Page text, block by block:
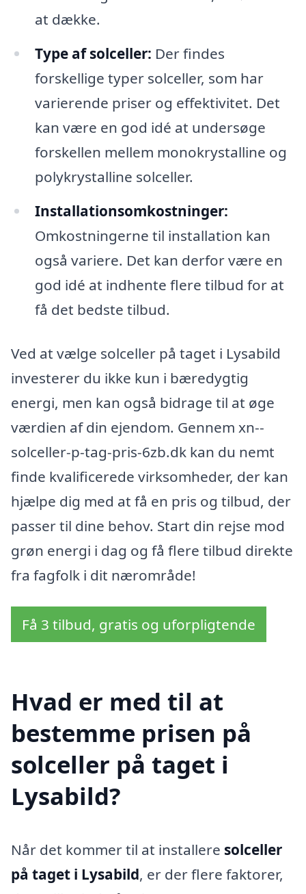
at dække.
Type af solceller: Der findes
forskellige typer solceller, som har
varierende priser og effektivitet. Det
kan være en god idé at undersøge
forskellen mellem monokrystalline og
polykrystalline solceller.
Installationsomkostninger:
Omkostningerne til installation kan
også variere. Det kan derfor være en
god idé at indhente flere tilbud for at
få det bedste tilbud.
Ved at vælge solceller på taget i Lysabild
investerer du ikke kun i bæredygtig
energi, men kan også bidrage til at øge
værdien af din ejendom. Gennem xn--
solceller-p-tag-pris-6zb.dk kan du nemt
finde kvalificerede virksomheder, der kan
hjælpe dig med at få en pris og tilbud, der
passer til dine behov. Start din rejse mod
grøn energi i dag og få flere tilbud direkte
fra fagfolk i dit nærområde!
Få 3 tilbud, gratis og uforpligtende
Hvad er med til at
bestemme prisen på
solceller på taget i
Lysabild?
Når det kommer til at installere solceller
på taget i Lysabild, er der flere faktorer,